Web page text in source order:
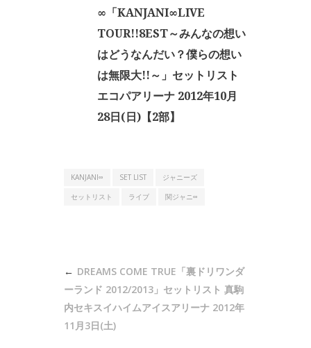
∞「KANJANI∞LIVE
TOUR!!8EST～みんなの想い
はどうなんだい？僕らの想い
は無限大!!～」セットリスト
エコパアリーナ 2012年10月
28日(日)【2部】
KANJANI∞ SET LIST
ジャニーズ
セットリスト
ライブ 関ジャニ∞
DREAMS COME TRUE「裏ドリワンダ
ーランド 2012/2013」セットリスト 真駒
内セキスイハイムアイスアリーナ 2012年
11月3日(土)